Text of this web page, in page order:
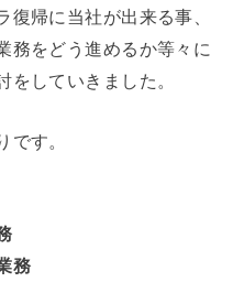
帰に当社が出来る事、
務をどう進めるか等々に
していきました。
す。
務